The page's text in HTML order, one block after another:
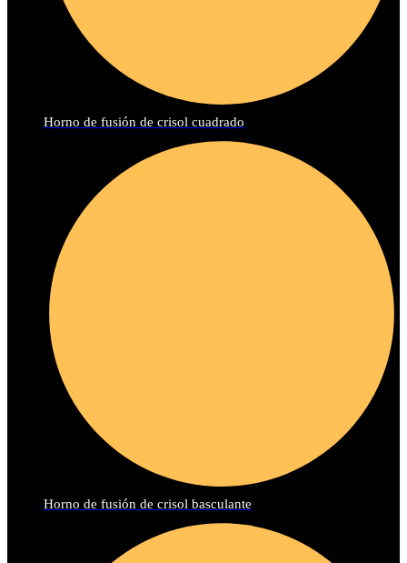
Horno de fusión de crisol cuadrado
Horno de fusión de crisol basculante